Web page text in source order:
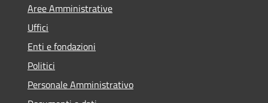
Aree Amministrative
Uffici
Enti e fondazioni
Politici
Personale Amministrativo